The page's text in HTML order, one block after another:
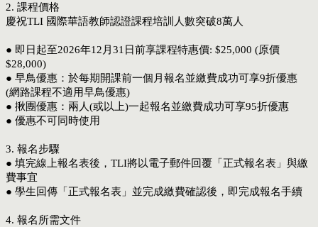
2. 課程價格
慶祝TLI 國際華語教師認證課程培訓人數突破8萬人
● 即日起至2026年12月31日前享課程特惠價: $25,000 (原價
$28,000)
● 早鳥優惠：於每期開課前一個月報名並繳費成功可享9折優惠
(網路課程不適用早鳥優惠)
● 揪團優惠：兩人(或以上)一起報名並繳費成功可享95折優惠
● 優惠不可同時使用
3. 報名步驟
● 填完線上報名表後，TLI將以電子郵件回覆「正式報名表」與繳
費事宜
● 學生回傳「正式報名表」並完成繳費確認後，即完成報名手續
4. 報名所需文件